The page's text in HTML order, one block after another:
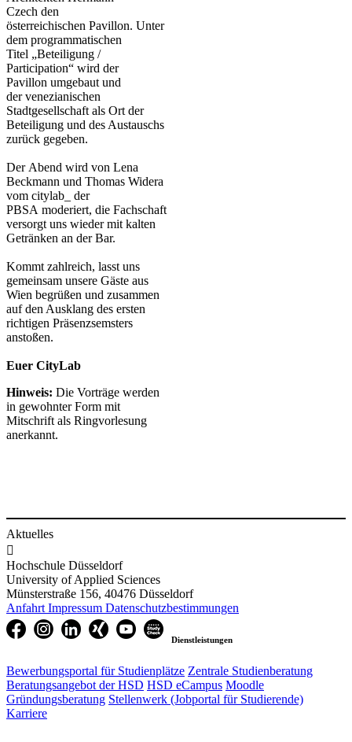
Czech den
österreichischen Pavillon. Unter
dem programmatischen
Titel „Beteiligung /
Participation“ wird der
Pavillon umgebaut und
der venezianischen
Stadtgesellschaft als Ort der
Beteiligung und des Austauschs
zurück gegeben.
Der Abend wird von Lena
Beckmann und Thomas Widera
vom citylab_ der
PBSA moderiert, die Fachschaft
versorgt uns wieder mit kalten
Getränken an der Bar.
Kommt zahlreich, lasst uns
gemeinsam unsere Gäste aus
Wien begrüßen und zusammen
auf den Ausklang des ersten
richtigen Präsenzsemsters
anstoßen.
Euer CityLab
Hinweis​​​​: Die Vorträge werden
in gewohnter Form mit
Mitschrift als Ringvorlesung
anerkannt.
Aktuelles

Hochschule Düsseldorf
University of Applied Sciences
Münsterstraße 156, 40476 Düsseldorf
Anfahrt Impressum Datenschutzbestimmungen
Dienstleistungen
Bewerbungsportal für Studienplätze Zentrale Studienberatung
Beratungsangebot der HSD HSD eCampus Moodle
Gründungsberatung Stellenwerk (Jobportal für Studierende)
Karriere